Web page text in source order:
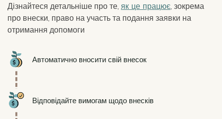
Дізнайтеся детальніше про те, як це працює , зокрема
про внески, право на участь та подання заявки на
отримання допомоги
Icon Автоматично вносити свій внесок
Icon Відповідайте вимогам щодо внесків